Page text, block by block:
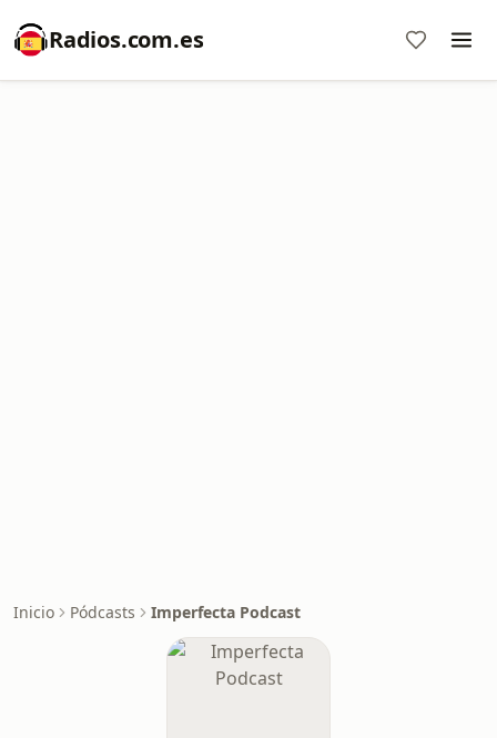
Radios.com.es
Inicio Pódcasts Imperfecta Podcast